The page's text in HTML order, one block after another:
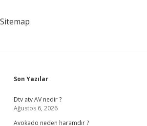
Sitemap
Sidebar
Son Yazılar
Dtv atv AV nedir ?
Ağustos 6, 2026
Avokado neden haramdır ?